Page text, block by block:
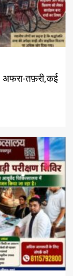
तफ़री,कई